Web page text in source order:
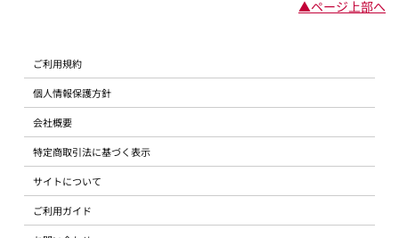
▲ページ上部へ
ご利用規約
個人情報保護方針
会社概要
特定商取引法に基づく表示
サイトについて
ご利用ガイド